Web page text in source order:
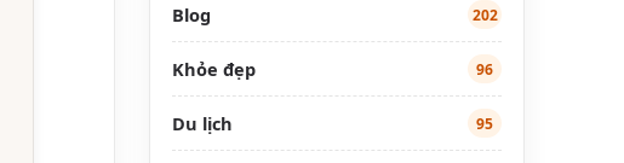
Blog 202
Khỏe đẹp 96
Du lịch 95